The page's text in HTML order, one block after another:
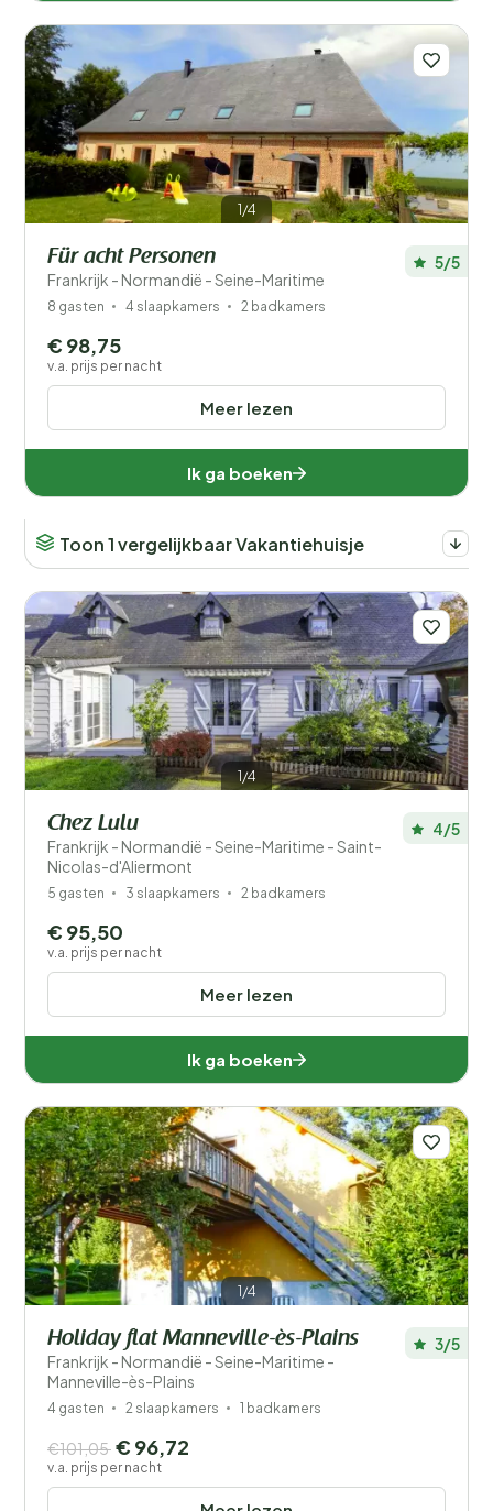
1/4
Für acht Personen
Frankrijk - Normandië - Seine-Maritime
5/5
8 gasten 4 slaapkamers 2 badkamers
Meer lezen
€ 98,75
v.a. prijs per nacht
Ik ga boeken
Toon 1 vergelijkbaar Vakantiehuisje
1/4
Chez Lulu
Frankrijk - Normandië - Seine-Maritime - Saint-
Nicolas-d'Aliermont
4/5
5 gasten 3 slaapkamers 2 badkamers
Meer lezen
€ 95,50
v.a. prijs per nacht
Ik ga boeken
1/4
Holiday flat Manneville-ès-Plains
Frankrijk - Normandië - Seine-Maritime -
Manneville-ès-Plains
3/5
4 gasten 2 slaapkamers 1 badkamers
€101,05 € 96,72
v.a. prijs per nacht